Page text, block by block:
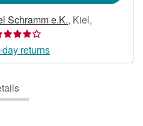
Schramm e.K., Kiel,
returns